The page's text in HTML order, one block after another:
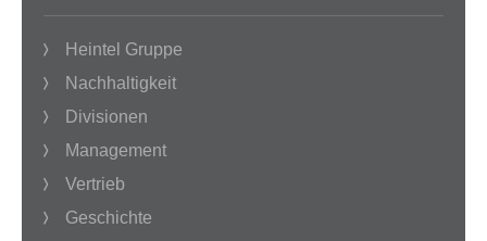
Heintel Gruppe
Nachhaltigkeit
Divisionen
Management
Vertrieb
Geschichte